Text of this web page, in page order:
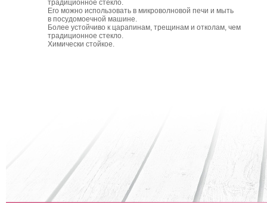
традиционное стекло.
Его можно использовать в микроволновой печи и мыть
в посудомоечной машине.
Более устойчиво к царапинам, трещинам и отколам, чем
традиционное стекло.
Химически стойкое.